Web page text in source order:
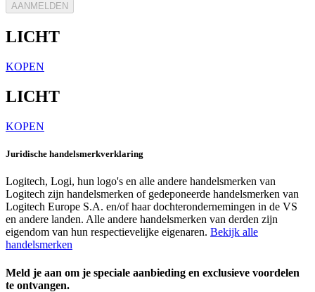
AANMELDEN
LICHT
KOPEN
LICHT
KOPEN
Juridische handelsmerkverklaring
Logitech, Logi, hun logo's en alle andere handelsmerken van
Logitech zijn handelsmerken of gedeponeerde handelsmerken van
Logitech Europe S.A. en/of haar dochterondernemingen in de VS
en andere landen. Alle andere handelsmerken van derden zijn
eigendom van hun respectievelijke eigenaren. Bekijk alle
handelsmerken
Meld je aan om je speciale aanbieding en exclusieve voordelen
te ontvangen.